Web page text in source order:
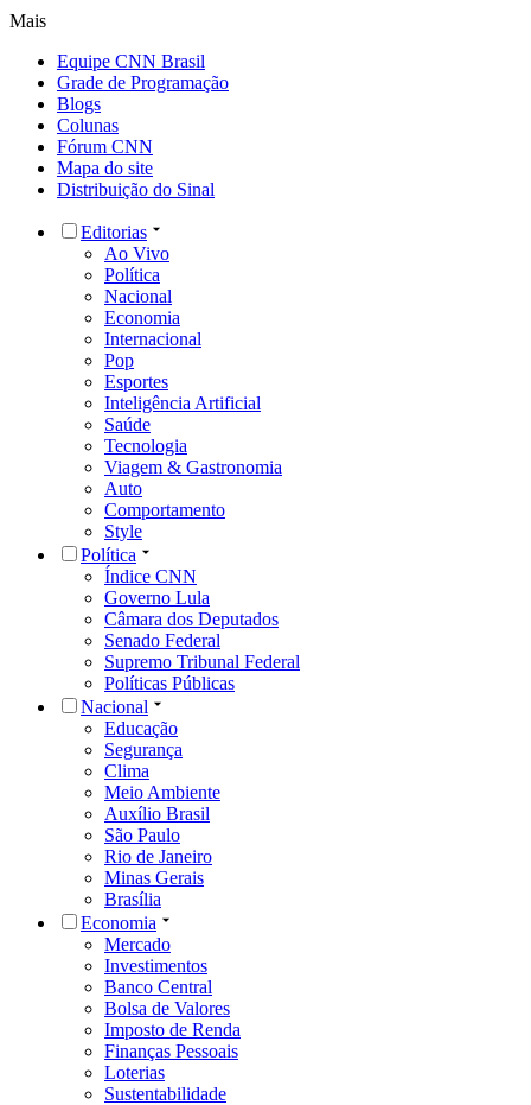
Mais
Equipe CNN Brasil
Grade de Programação
Blogs
Colunas
Fórum CNN
Mapa do site
Distribuição do Sinal
Editorias
Ao Vivo
Política
Nacional
Economia
Internacional
Pop
Esportes
Inteligência Artificial
Saúde
Tecnologia
Viagem & Gastronomia
Auto
Comportamento
Style
Política
Índice CNN
Governo Lula
Câmara dos Deputados
Senado Federal
Supremo Tribunal Federal
Políticas Públicas
Nacional
Educação
Segurança
Clima
Meio Ambiente
Auxílio Brasil
São Paulo
Rio de Janeiro
Minas Gerais
Brasília
Economia
Mercado
Investimentos
Banco Central
Bolsa de Valores
Imposto de Renda
Finanças Pessoais
Loterias
Sustentabilidade